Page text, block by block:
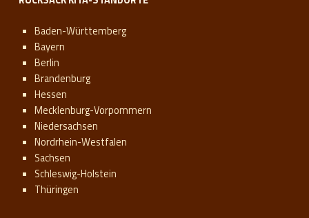
Baden-Württemberg
Bayern
Berlin
Brandenburg
Hessen
Mecklenburg-Vorpommern
Niedersachsen
Nordrhein-Westfalen
Sachsen
Schleswig-Holstein
Thüringen